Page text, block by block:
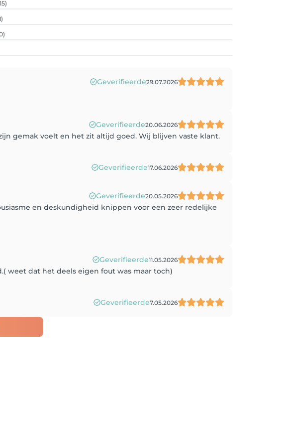
Geverifieerde29.07.2026
Geverifieerde20.06.2026
gemak voelt en het zit altijd goed. Wij blijven vaste klant.
Geverifieerde17.06.2026
Geverifieerde20.05.2026
en deskundigheid knippen voor een zeer redelijke
Geverifieerde11.05.2026
weet dat het deels eigen fout was maar toch)
Geverifieerde7.05.2026